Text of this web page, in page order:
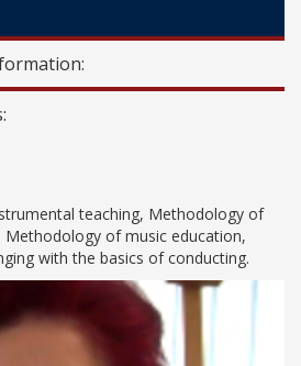
teaching, Methodology of
Methodology of music education,
with the basics of conducting.